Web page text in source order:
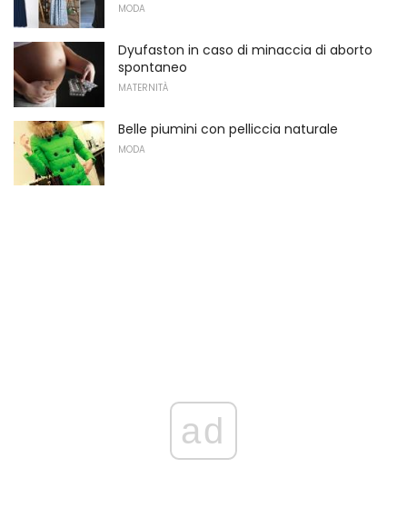
MODA
Dyufaston in caso di minaccia di aborto
spontaneo
MATERNITÀ
Belle piumini con pelliccia naturale
MODA
ad